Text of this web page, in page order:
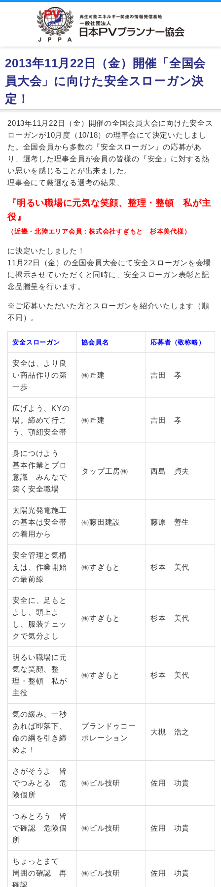
2013年11月22日（金）開催「全国会
員大会」に向けた安全スローガン決
定！
2013年11月22日（金）開催の全国会員大会に向けた安全ス
ローガンが10月度（10/18）の理事会にて決定いたしまし
た。全国会員から多数の『安全スローガン』の応募があ
り、選考した理事全員が会員の皆様の『安全』に対する熱
い思いを感じることが出来ました。
理事会にて厳選なる選考の結果、
『明るい職場に元気な笑顔、整理・整頓 私が主
役』
（近畿・北陸エリア会員：株式会社すぎもと 杉本美代様）
に決定いたしました！
11月22日（金）の全国会員大会にて安全スローガンを会場
に掲示させていただくと同時に、安全スローガン表彰と記
念品贈呈を行います。
※ご応募いただいた方とスローガンを紹介いたします（順
不同）。
安全スローガン 協会員名 応募者（敬称略）
安全は、より良
い商品作りの第
一歩
㈱匠建 吉田 孝
広げよう、KYの
場。締めて行こ
う、顎紐安全帯
㈱匠建 吉田 孝
身につけよう
基本作業とプロ
意識 みんなで
築く安全職場
タップ工房㈱ 西島 貞夫
太陽光発電施工
の基本は安全帯
の着用から
㈲藤田建設 藤原 善生
安全管理と気構
えは、作業開始
の最前線
㈱すぎもと 杉本 美代
安全に、足もと
よし、頭上よ
し、服装チェッ
クで気分よし
㈱すぎもと 杉本 美代
明るい職場に元
気な笑顔、整
理・整頓 私が
主役
㈱すぎもと 杉本 美代
気の緩み、一秒
あれば即落下、
命の綱を引き締
めよ！
プランドゥコー
ポレーション
大槻 浩之
さがそうよ 皆
でつみとる 危
険個所
㈱ビル技研 佐用 功貴
つみとろう 皆
で確認 危険個
所
㈱ビル技研 佐用 功貴
ちょっとまて
周囲の確認 再
確認
㈱ビル技研 佐用 功貴